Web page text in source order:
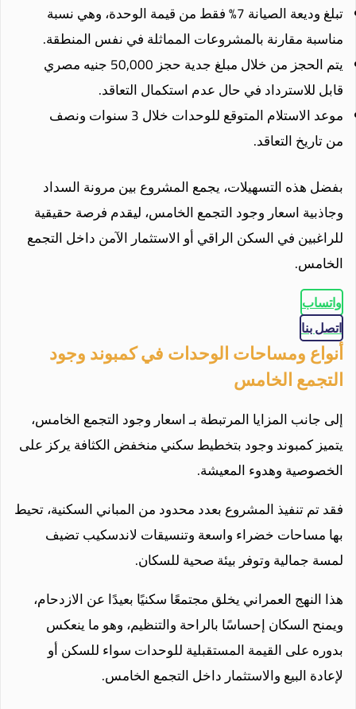
تبلغ وديعة الصيانة 7% فقط من قيمة الوحدة، وهي نسبة
مناسبة مقارنة بالمشروعات المماثلة في نفس المنطقة.
يتم الحجز من خلال مبلغ جدية حجز 50,000 جنيه مصري
قابل للاسترداد في حال عدم استكمال التعاقد.
موعد الاستلام المتوقع للوحدات خلال 3 سنوات ونصف
من تاريخ التعاقد.
بفضل هذه التسهيلات، يجمع المشروع بين مرونة السداد
وجاذبية اسعار وجود التجمع الخامس، ليقدم فرصة حقيقية
للراغبين في السكن الراقي أو الاستثمار الآمن داخل التجمع
الخامس.
واتساب
اتصل بنا
أنواع ومساحات الوحدات في كمبوند وجود
التجمع الخامس
إلى جانب المزايا المرتبطة بـ اسعار وجود التجمع الخامس،
يتميز كمبوند وجود بتخطيط سكني منخفض الكثافة يركز على
الخصوصية وهدوء المعيشة.
فقد تم تنفيذ المشروع بعدد محدود من المباني السكنية، تحيط
بها مساحات خضراء واسعة وتنسيقات لاندسكيب تضيف
لمسة جمالية وتوفر بيئة صحية للسكان.
هذا النهج العمراني يخلق مجتمعًا سكنيًا بعيدًا عن الازدحام،
ويمنح السكان إحساسًا بالراحة والتنظيم، وهو ما ينعكس
بدوره على القيمة المستقبلية للوحدات سواء للسكن أو
لإعادة البيع والاستثمار داخل التجمع الخامس.